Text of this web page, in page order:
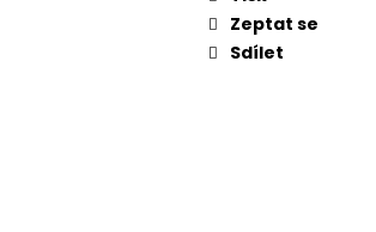
Zeptat se
Sdílet